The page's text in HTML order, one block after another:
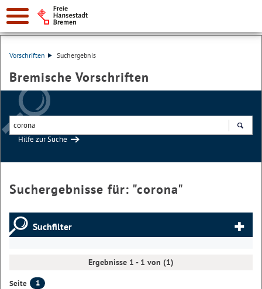
Vorschriften Suchergebnis
Bremische Vorschriften
Hilfe zur Suche
Suchergebnisse für: "corona"
Suchfilter
Ergebnisse 1 - 1 von (1)
Seite
1